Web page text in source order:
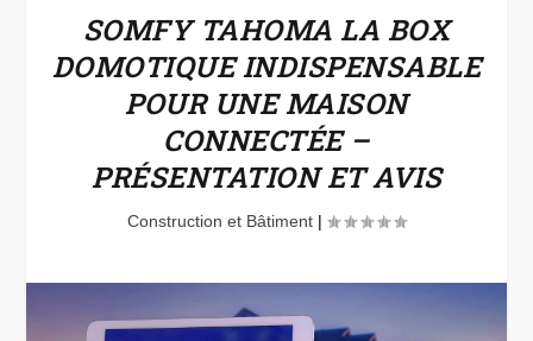
SOMFY TAHOMA LA BOX
DOMOTIQUE INDISPENSABLE
POUR UNE MAISON
CONNECTÉE –
PRÉSENTATION ET AVIS
Construction et Bâtiment |